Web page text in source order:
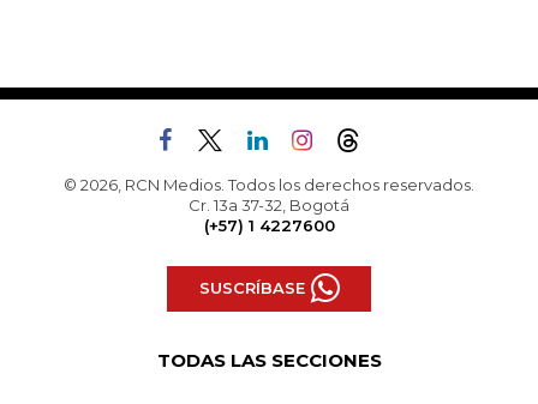
© 2026, RCN Medios. Todos los derechos reservados.
Cr. 13a 37-32, Bogotá
(+57) 1 4227600
SUSCRÍBASE
TODAS LAS SECCIONES